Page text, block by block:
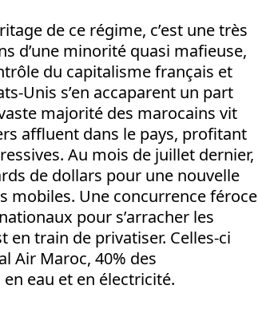
de ce régime, c’est une très
d’une minorité quasi mafieuse,
du capitalisme français et
Unis s’en accaparent un part
majorité des marocains vit
affluent dans le pays, profitant
Au mois de juillet dernier,
de dollars pour une nouvelle
mobiles. Une concurrence féroce
pour s’arracher les
train de privatiser. Celles-ci
Air Maroc, 40% des
eau et en électricité.